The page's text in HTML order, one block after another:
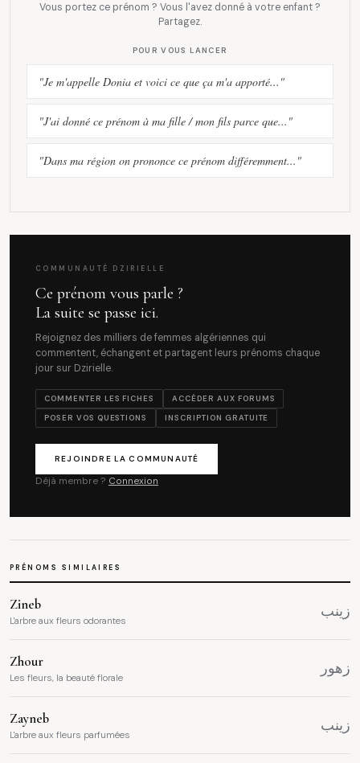
Vous portez ce prénom ? Vous l'avez donné à votre enfant ?
Partagez.
POUR VOUS LANCER
"Je m'appelle Donia et voici ce que ça m'a apporté..."
"J'ai donné ce prénom à ma fille / mon fils parce que..."
"Dans ma région on prononce ce prénom différemment..."
COMMUNAUTÉ DZIRIELLE
Ce prénom vous parle ?
La suite se passe ici.
Rejoignez des milliers de femmes algériennes qui
commentent, échangent et partagent leurs prénoms chaque
jour sur Dzirielle.
COMMENTER LES FICHES
ACCÉDER AUX FORUMS
POSER VOS QUESTIONS
INSCRIPTION GRATUITE
REJOINDRE LA COMMUNAUTÉ
Déjà membre ? Connexion
PRÉNOMS SIMILAIRES
Zineb
L'arbre aux fleurs odorantes
زينب
Zhour
Les fleurs, la beauté florale
زهور
Zayneb
L'arbre aux fleurs parfumées
زينب